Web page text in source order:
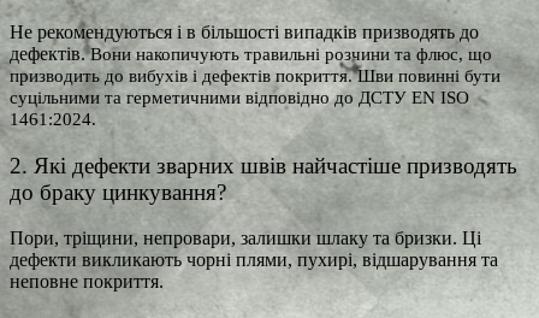
Не рекомендуються і в більшості випадків призводять до
дефектів.Вони накопичують травильні розчини та флюс, що
призводить до вибухів і дефектів покриття. Шви повинні бути
суцільними та герметичними відповідно до ДСТУ EN ISO
1461:2024.
2. Які дефекти зварних швів найчастіше призводять
до браку цинкування?
Пори, тріщини, непровари, залишки шлаку та бризки. Ці
дефекти викликають чорні плями, пухирі, відшарування та
неповне покриття.